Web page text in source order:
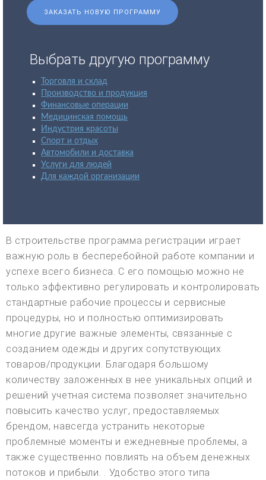
ЗАКАЗАТЬ НОВУЮ ПРОГРАММУ
Выбрать другую программу
Торговля и склад
Производство и продукция
Финансовые операции
Медицинская помощь
Индустрия красоты
Спорт и отдых
Автомобили и доставка
Услуги для людей
Для каждой организации
В строительстве программа регистрации играет
важную роль в бесперебойной работе компании и
успехе всего бизнеса. С его помощью можно не
только эффективно регулировать и контролировать
стандартные рабочие процессы и сервисные
процедуры, но и полностью оптимизировать
многие другие важные элементы, связанные с
созданием одежды и других сопутствующих
товаров/продукции. Благодаря большому
количеству заложенных в нее уникальных опций и
решений учетная система позволяет значительно
повысить качество услуг, предоставляемых
брендом, навсегда устранить некоторые
проблемные моменты и ежедневные проблемы, а
также существенно повлиять на объем денежных
потоков и прибыли. . Удобство этого типа